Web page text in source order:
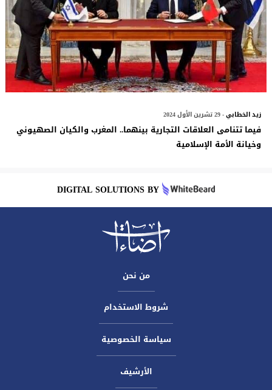
زيد الخطابي- 29 تشرين الأول 2024
فيما تتنامى العلاقات التجارية بينهما.. المغرب والكيان الصهيوني
وخيانة الأمة الإسلامية
DIGITAL SOLUTIONS BY
من نحن
شروط الاستخدام
سياسة الخصوصية
الأرشيف